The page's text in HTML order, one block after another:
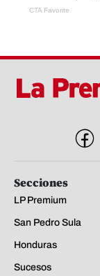
Secciones
LP Premium
San Pedro Sula
Honduras
Sucesos